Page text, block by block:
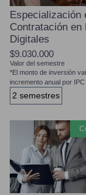
Especialización
Contratación en
Digitales
$9.030.000
Valor del semestre
*El monto de inversión
incremento anual por IPC
2 semestres